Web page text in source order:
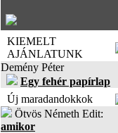
KIEMELT
AJÁNLATUNK
Demény Péter
Egy fehér papírlap
Új maradandokkok
Ötvös Németh Edit:
amikor